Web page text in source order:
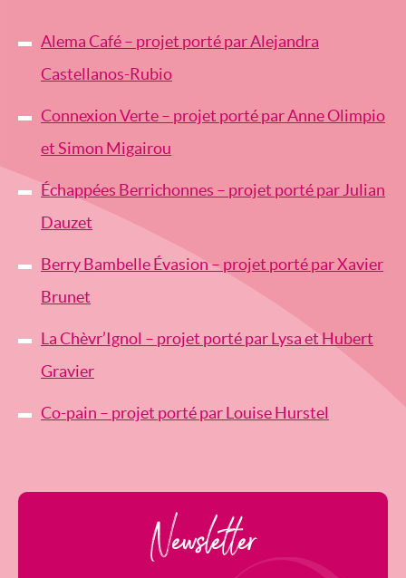
Alema Café – projet porté par Alejandra
Castellanos-Rubio
Connexion Verte – projet porté par Anne Olimpio
et Simon Migairou
Échappées Berrichonnes – projet porté par Julian
Dauzet
Berry Bambelle Évasion – projet porté par Xavier
Brunet
La Chèvr’Ignol – projet porté par Lysa et Hubert
Gravier
Co-pain – projet porté par Louise Hurstel
Newsletter